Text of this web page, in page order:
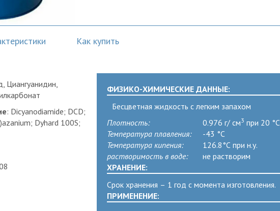
Как купить
Циангуанидин,
: Dicyanodiamide; DCD;
Dyhard 100S;
ФИЗИКО-ХИМИЧЕСКИЕ ДАННЫЕ:
Бесцветная жидкость с легким запахом
Плотность:
0.976 г/ см3 при 20 °C
Температура плавления:
-43 °C
Температура кипения:
126.8°C при н.у.
растворимость в воде:
не растворим
ХРАНЕНИЕ:
Срок хранения – 1 год с момента изготовления.
ПРИМЕНЕНИЕ: